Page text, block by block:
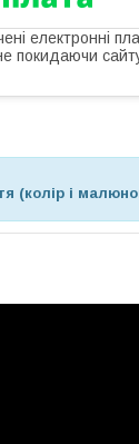
електронні
покидаючи
(колір і